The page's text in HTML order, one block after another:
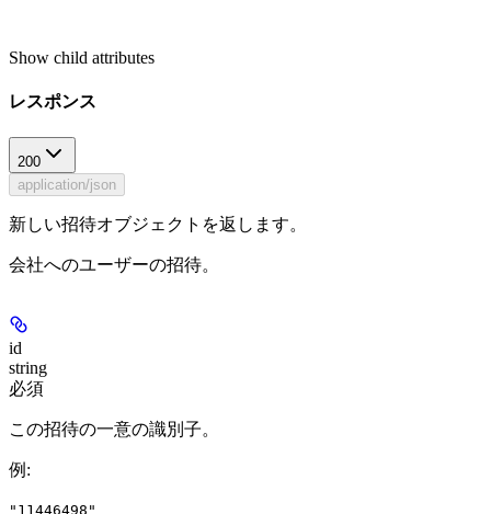
Show child attributes
レスポンス
200
application/json
新しい招待オブジェクトを返します。
会社へのユーザーの招待。
id
string
必須
この招待の一意の識別子。
例 :
"11446498"